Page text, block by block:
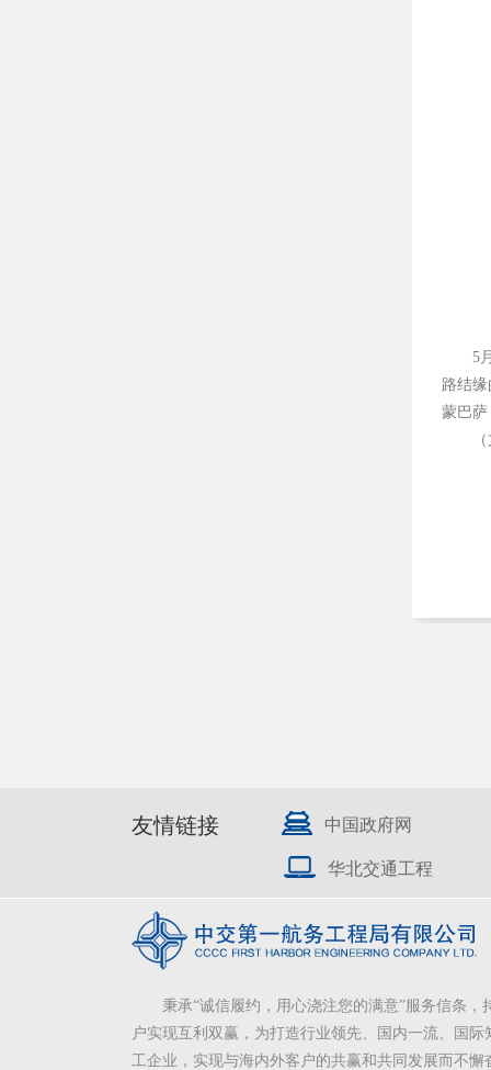
5
路结
蒙巴
友情链接 中国政府网
华北交通工程
秉承“诚信履约，用心浇注您的满意”服务信条，
户实现互利双赢，为打造行业领先、国内一流、国际
工企业，实现与海内外客户的共赢和共同发展而不懈